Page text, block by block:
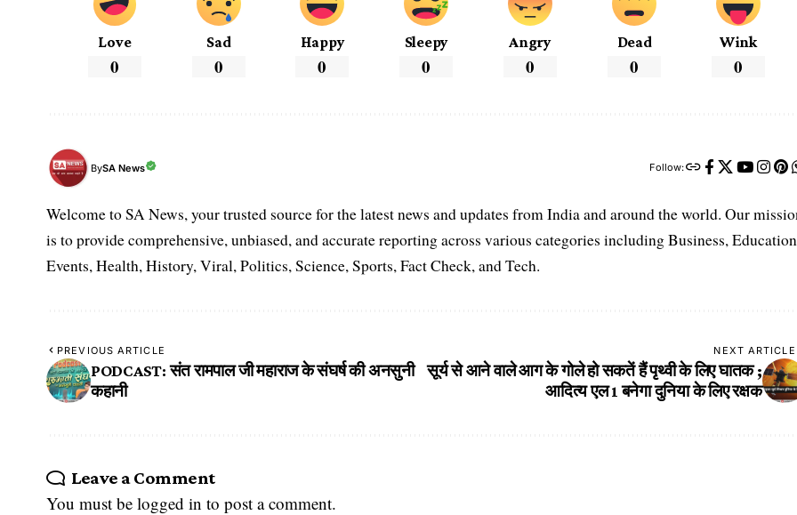
Love
0
Sad
0
Happy
0
Sleepy
0
Angry
0
Dead
0
Wink
0
BySA News Follow:
Welcome to SA News, your trusted source for the latest news and updates from India and around the world. Our
is to provide comprehensive, unbiased, and accurate reporting across various categories including Business,
Events, Health, History, Viral, Politics, Science, Sports, Fact Check, and Tech.
PREVIOUS ARTICLE
PODCAST: संत रामपाल जी महाराज के संघर्ष की अनसुनी
कहानी
NEXT ARTICLE
सूर्य से आने वाले आग के गोले हो सकतें हैं पृथ्वी के लिए घातक ;
आदित्य एल 1 बनेगा दुनिया के लिए रक्षक
Leave a Comment
You must be logged in to post a comment.